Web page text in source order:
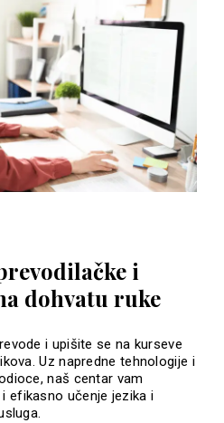
i
dohvatu ruke
i upišite se na kurseve
Uz napredne tehnologije i
naš centar vam
efikasno učenje jezika i